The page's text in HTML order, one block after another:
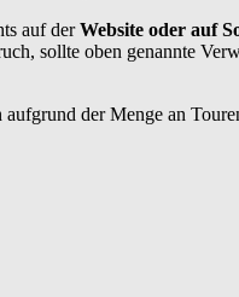
auf derWebsite oder auf
sollte oben genannte
der Menge an